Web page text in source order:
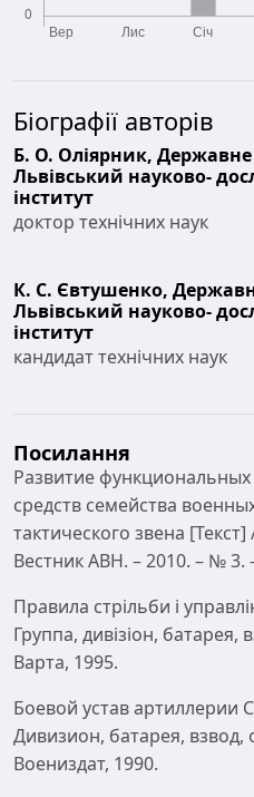
Біографії авторів
Б. О. Оліярник, Державне
Львівський науково-
інститут
доктор технічних наук
К. С. Євтушенко,
Львівський науково-
інститут
кандидат технічних наук
Посилання
Развитие функциональных
средств семейства
тактического звена
Вестник АВН. – 2010. – № 3.
Правила стрільби і
Группа, дивізіон, батарея,
Варта, 1995.
Боевой устав артиллерии
Дивизион, батарея, взвод,
Воениздат, 1990.